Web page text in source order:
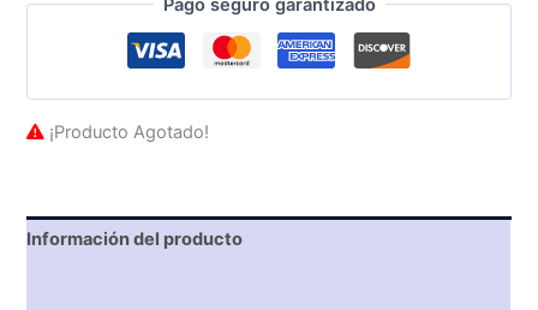
Pago seguro garantizado
¡Producto Agotado!
Información del producto